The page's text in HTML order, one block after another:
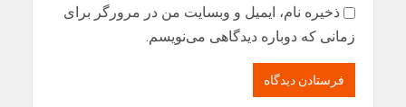
ذخیره نام، ایمیل و وبسایت من در مرورگر برای
زمانی که دوباره دیدگاهی می‌نویسم.